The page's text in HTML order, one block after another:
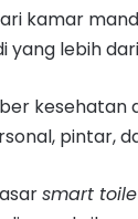
kamar
yang lebih
pintar,
smart